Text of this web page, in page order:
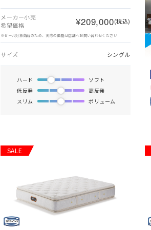
メーカー小売
希望価格
¥209,000(税込)
※セール対象商品のため、実際の価格は店舗へお問い合わせください
サイズ シングル
ハード
ソフト
低反発
高反発
スリム
ボリューム
SALE